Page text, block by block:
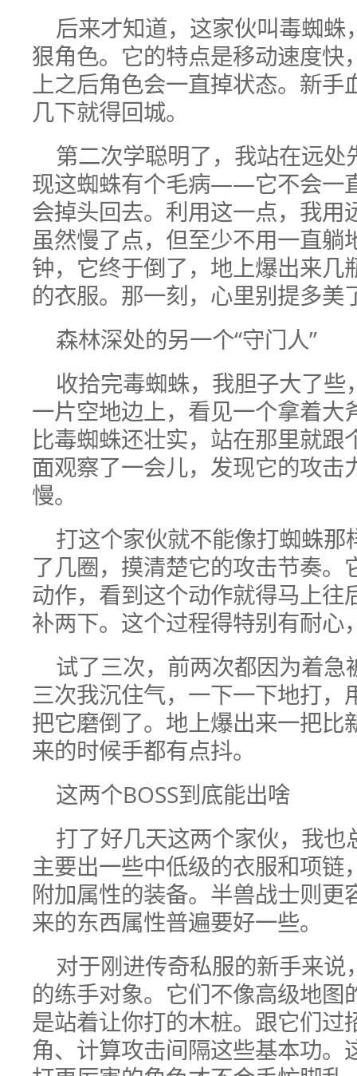
后来才知道，这家伙叫毒蜘
狠角色。它的特点是移动速度快
上之后角色会一直掉状态。新手
几下就得回城。
第二次学聪明了，我站在远
现这蜘蛛有个毛病——它不会一
会掉头回去。利用这一点，我用
虽然慢了点，但至少不用一直躺
钟，它终于倒了，地上爆出来几
的衣服。那一刻，心里别提多美
森林深处的另一个“守门人”
收拾完毒蜘蛛，我胆子大了
一片空地边上，看见一个拿着大
比毒蜘蛛还壮实，站在那里就跟
面观察了一会儿，发现它的攻击
慢。
打这个家伙就不能像打蜘蛛
了几圈，摸清楚它的攻击节奏。
动作，看到这个动作就得马上往
补两下。这个过程得特别有耐心
试了三次，前两次都因为着
三次我沉住气，一下一下地打，
把它磨倒了。地上爆出来一把比
来的时候手都有点抖。
这两个BOSS到底能出啥
打了好几天这两个家伙，我
主要出一些中低级的衣服和项链
附加属性的装备。半兽战士则更
来的东西属性普遍要好一些。
对于刚进传奇私服的新手来说
的练手对象。它们不像高级地图
是站着让你打的木桩。跟它们过
角、计算攻击间隔这些基本功。